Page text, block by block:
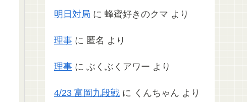
明日対局 に 蜂蜜好きのクマ より
理事 に 匿名 より
理事 に ぶくぶくアワー より
4/23 富岡九段戦 に くんちゃん より